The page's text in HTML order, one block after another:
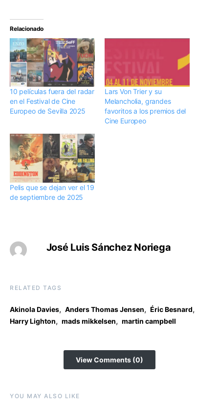
Relacionado
10 películas fuera del radar
en el Festival de Cine
Europeo de Sevilla 2025
Lars Von Trier y su
Melancholia, grandes
favoritos a los premios del
Cine Europeo
Pelis que se dejan ver el 19
de septiembre de 2025
José Luis Sánchez Noriega
RELATED TAGS
Akinola Davies, Anders Thomas Jensen, Éric Besnard,
Harry Lighton, mads mikkelsen, martin campbell
View Comments (0)
YOU MAY ALSO LIKE